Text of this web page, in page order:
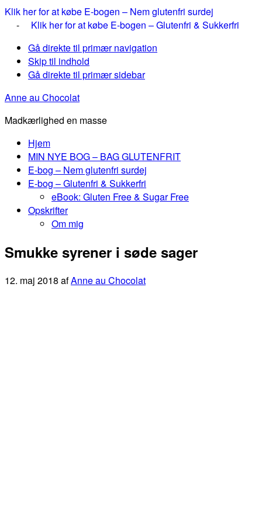
Klik her for at købe E-bogen – Nem glutenfri surdej
- Klik her for at købe E-bogen – Glutenfri & Sukkerfri
Gå direkte til primær navigation
Skip til indhold
Gå direkte til primær sidebar
Anne au Chocolat
Madkærlighed en masse
Hjem
MIN NYE BOG – BAG GLUTENFRIT
E-bog – Nem glutenfri surdej
E-bog – Glutenfri & Sukkerfri
eBook: Gluten Free & Sugar Free
Opskrifter
Om mig
Smukke syrener i søde sager
12. maj 2018 afAnne au Chocolat